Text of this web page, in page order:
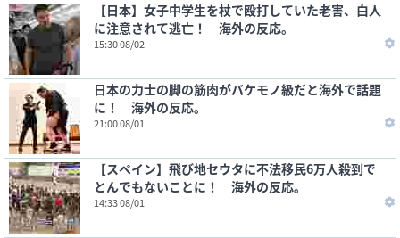
【日本】女子中学生を杖で殴打していた老害、白人
に注意されて逃亡！ 海外の反応。
15:30 08/02
日本の力士の脚の筋肉がバケモノ級だと海外で話題
に！ 海外の反応。
21:00 08/01
【スペイン】飛び地セウタに不法移民6万人殺到で
とんでもないことに！ 海外の反応。
14:33 08/01